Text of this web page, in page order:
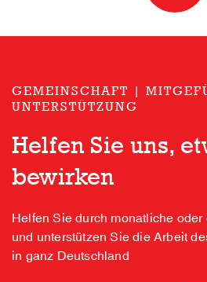
GEMEINSCHAFT |
UNTERSTÜTZUNG
Helfen Sie uns,
bewirken
Helfen Sie durch monatliche
und unterstützen Sie die Arbeit
in ganz Deutschland